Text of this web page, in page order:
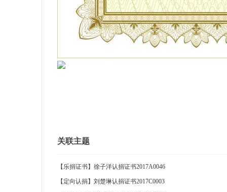
关联主题
【乐捐证书】徐子洋认捐证书2017A0046
【定向认捐】刘楚琳认捐证书2017C0003